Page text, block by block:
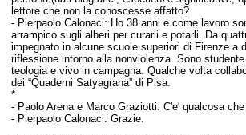
lettore che non la conoscesse affatto?
- Pierpaolo Calonaci: Ho 38 anni e come lavoro
arrampico sugli alberi per curarli e potarli. Da
impegnato in alcune scuole superiori di Firenze a
riflessione intorno alla nonviolenza. Sono
teologia e vivo in campagna. Qualche volta
dei “Quaderni Satyagraha” di Pisa.
*
- Paolo Arena e Marco Graziotti: C'e' qualcosa
- Pierpaolo Calonaci: Grazie.